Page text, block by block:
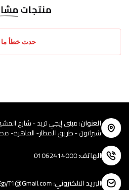
منتجات
حدث خطأ ما
العنوان:مبنى إيجي تريد - شارع
شيراتون - طريق المطار- القاهرة-
الهاتف:
01062414000
البريد الالكتروني: